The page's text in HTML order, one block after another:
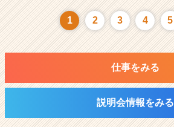
1 2 3 4 5
仕事をみる
説明会情報をみる